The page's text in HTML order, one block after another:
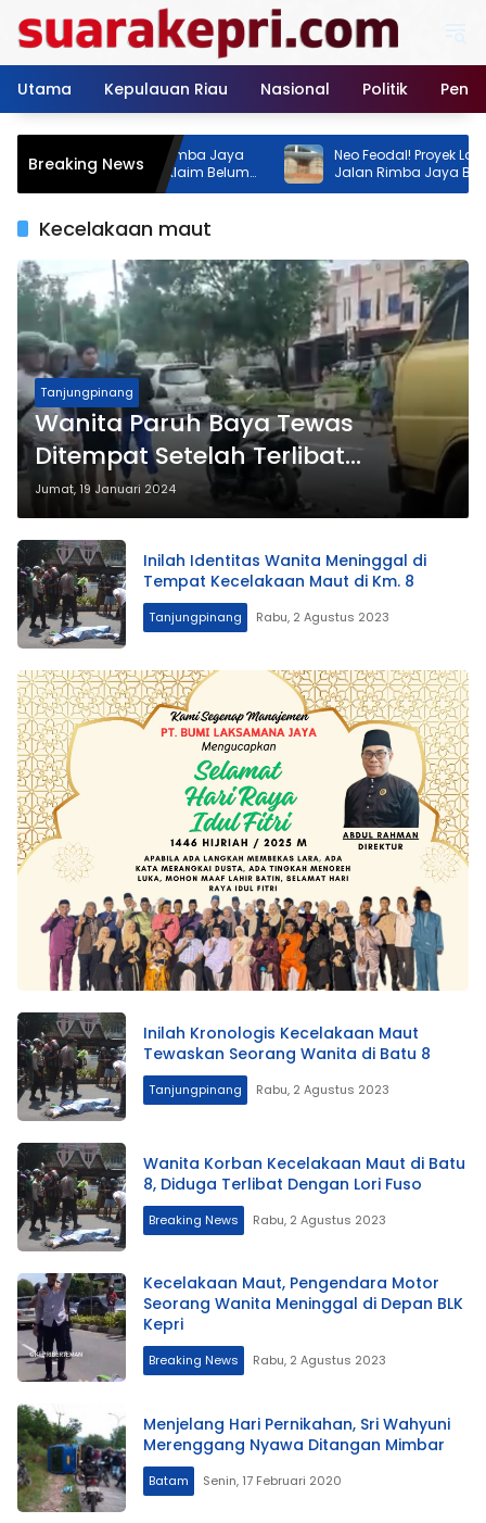
konten
Utama
Kepulauan Riau Nasional Politik
Breaking News
GOR Tenis Rimba Jaya
Dua Instansi Klaim Belum
Neo Feodal! Proyek Lapangan
Jalan Rimba Jaya Berani Berdiri
Izin, Pemilik Malah Pamer Progres
Kecelakaan maut
Tanjungpinang
Wanita Paruh Baya Tewas
Ditempat Setelah Terlibat
Kecelakaan Maut di Depan RSUP
Jumat, 19 Januari 2024
Inilah Identitas Wanita Meninggal di
Tempat Kecelakaan Maut di Km. 8
Tanjungpinang Rabu, 2 Agustus 2023
Inilah Kronologis Kecelakaan Maut
Tewaskan Seorang Wanita di Batu 8
Tanjungpinang Rabu, 2 Agustus 2023
Wanita Korban Kecelakaan Maut di Batu
8, Diduga Terlibat Dengan Lori Fuso
Breaking News Rabu, 2 Agustus 2023
Kecelakaan Maut, Pengendara Motor
Seorang Wanita Meninggal di Depan BLK
Kepri
Breaking News Rabu, 2 Agustus 2023
Menjelang Hari Pernikahan, Sri Wahyuni
Merenggang Nyawa Ditangan Mimbar
Batam Senin, 17 Februari 2020